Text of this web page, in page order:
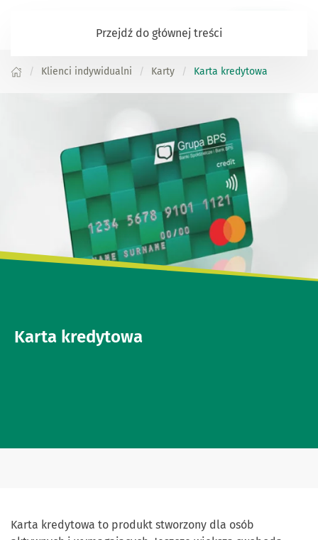
Przejdź do głównej treści
Klienci indywidualni Karty Karta kredytowa
Karta kredytowa
Karta kredytowa to produkt stworzony dla osób